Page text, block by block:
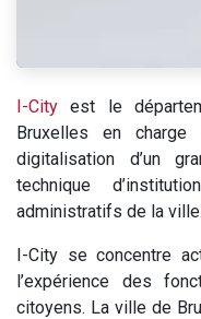
I-City est le
Bruxelles en
digitalisation d’un
technique
administratifs de la ville.
I-City se concentre
l’expérience des
citoyens. La ville de